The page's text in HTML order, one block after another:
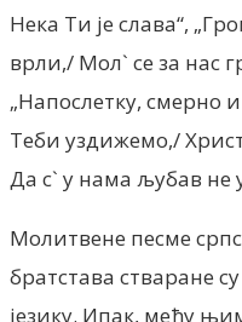
Нека Ти је слава“,
врли,/ Мол` се за нас
„Напослетку, смерно
Теби уздижемо,/
Да с` у нама љубав не
Молитвене песме
братстава стваране
језику. Ипак, међу